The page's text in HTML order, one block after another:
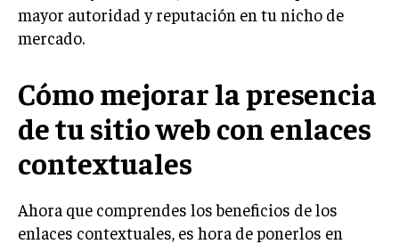
GESTIÓN DE LA INNOVACIÓN TECNOLÓGICA
TRANSFORMACIÓN DIGITAL
INTELLIGENCE
CIBERSEGURIDAD EMPRESARIAL
ESTRATEGIA
GESTIÓN DEL RIESGO EMPRESARIAL
mayor autoridad y reputación en tu nicho de
mercado.
Cómo mejorar la presencia
de tu sitio web con enlaces
contextuales
Ahora que comprendes los beneficios de los
enlaces contextuales, es hora de ponerlos en